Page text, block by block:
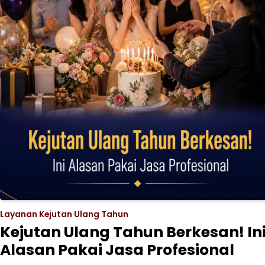
Layanan Kejutan Ulang Tahun
Kejutan Ulang Tahun Berkesan!
Alasan Pakai Jasa Profesional